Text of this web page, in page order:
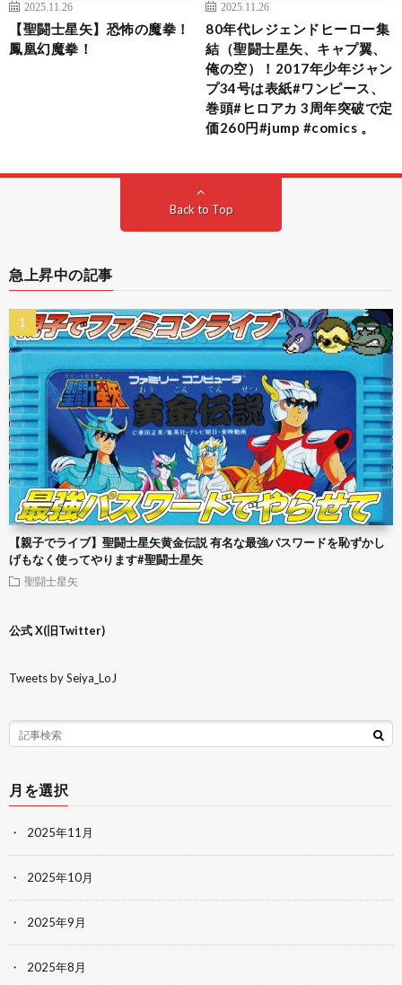
2025.11.26
【聖闘士星矢】恐怖の魔拳！
鳳凰幻魔拳！
2025.11.26
80年代レジェンドヒーロー集
結（聖闘士星矢、キャプ翼、
俺の空）！2017年少年ジャン
プ34号は表紙#ワンピース、
巻頭#ヒロアカ 3周年突破で定
価260円#jump #comics 。
Back to Top
急上昇中の記事
【親子でライブ】聖闘士星矢黄金伝説 有名な最強パスワードを恥ずかし
げもなく使ってやります#聖闘士星矢
聖闘士星矢
公式 X(旧Twitter)
Tweets by Seiya_LoJ
月を選択
2025年11月
2025年10月
2025年9月
2025年8月